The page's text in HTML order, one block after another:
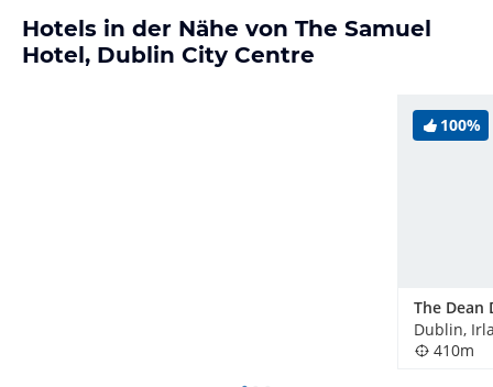
Hotels in der Nähe von The Samuel
Hotel, Dublin City Centre
100%
Dublin,
410m